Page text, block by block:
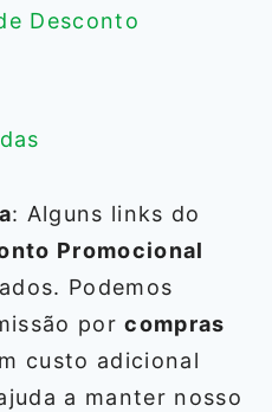
Desconto
: Alguns links do
Promocional
Podemos
porcompras
custo adicional
a manter nosso